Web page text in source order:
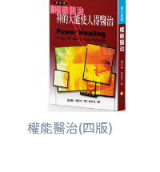
權能醫治(四版)